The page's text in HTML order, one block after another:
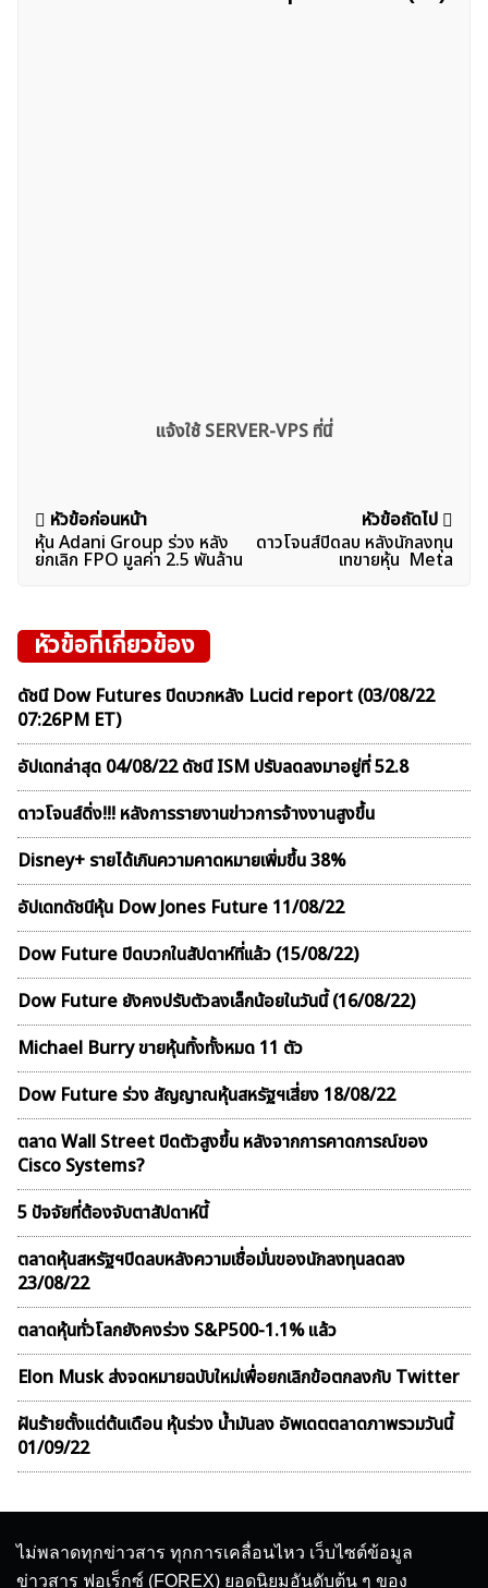
แจ้งใช้ SERVER-VPS ที่นี่
แนะแนว
เรื่อง
หัวข้อก่อนหน้า
หุ้น Adani Group ร่วง หลัง
ยกเลิก FPO มูลค่า 2.5 พันล้าน
หัวข้อถัดไป
ดาวโจนส์ปิดลบ หลังนักลงทุน
เทขายหุ้น Meta
หัวข้อที่เกี่ยวข้อง
ดัชนี Dow Futures ปิดบวกหลัง Lucid report (03/08/22
07:26PM ET)
อัปเดทล่าสุด 04/08/22 ดัชนี ISM ปรับลดลงมาอยู่ที่ 52.8
ดาวโจนส์ดิ่ง!!! หลังการรายงานข่าวการจ้างงานสูงขึ้น
Disney+ รายได้เกินความคาดหมายเพิ่มขึ้น 38%
อัปเดทดัชนีหุ้น Dow Jones Future 11/08/22
Dow Future ปิดบวกในสัปดาห์ที่เเล้ว (15/08/22)
Dow Future ยังคงปรับตัวลงเล็กน้อยในวันนี้ (16/08/22)
Michael Burry ขายหุ้นทิ้งทั้งหมด 11 ตัว
Dow Future ร่วง สัญญาณหุ้นสหรัฐฯเสี่ยง 18/08/22
ตลาด Wall Street ปิดตัวสูงขึ้น หลังจากการคาดการณ์ของ
Cisco Systems?
5 ปัจจัยที่ต้องจับตาสัปดาห์นี้
ตลาดหุ้นสหรัฐฯปิดลบหลังความเชื่อมั่นของนักลงทุนลดลง
23/08/22
ตลาดหุ้นทั่วโลกยังคงร่วง S&P500-1.1% แล้ว
Elon Musk ส่งจดหมายฉบับใหม่เพื่อยกเลิกข้อตกลงกับ Twitter
ฝันร้ายตั้งแต่ต้นเดือน หุ้นร่วง น้ำมันลง อัพเดตตลาดภาพรวมวันนี้
01/09/22
ไม่พลาดทุกข่าวสาร ทุกการเคลื่อนไหว เว็บไซต์ข้อมูล
ข่าวสาร ฟอเร็กซ์ (FOREX) ยอดนิยมอันดับต้น ๆ ของ